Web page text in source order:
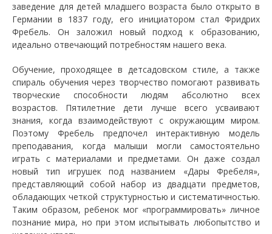
заведение для детей младшего возраста было открыто в
Германии в 1837 году, его инициатором стал Фридрих
Фребель. Он заложил новый подход к образованию,
идеально отвечающий потребностям нашего века.
Обучение, проходящее в детсадовском стиле, а также
спираль обучения через творчество помогают развивать
творческие способности людям абсолютно всех
возрастов. Пятилетние дети лучше всего усваивают
знания, когда взаимодействуют с окружающим миром.
Поэтому Фребель предпочел интерактивную модель
преподавания, когда малыши могли самостоятельно
играть с материалами и предметами. Он даже создал
новый тип игрушек под названием «Дары Фребеля»,
представляющий собой набор из двадцати предметов,
обладающих четкой структурностью и систематичностью.
Таким образом, ребенок мог «программировать» личное
познание мира, но при этом испытывать любопытство и